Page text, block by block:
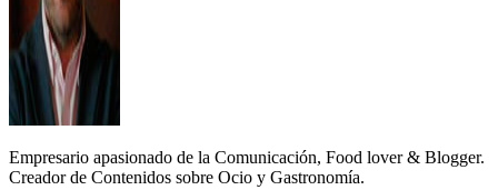
Empresario apasionado de la Comunicación, Food lover & Blogger.
Creador de Contenidos sobre Ocio y Gastronomía.